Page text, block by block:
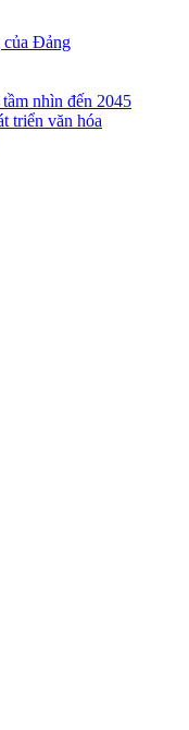
của Đảng
nhìn đến 2045
triển văn hóa